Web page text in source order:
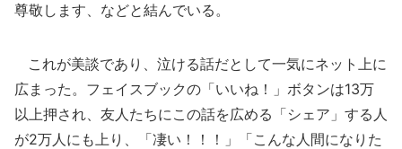
尊敬します、などと結んでいる。
これが美談であり、泣ける話だとして一気にネット上に
広まった。フェイスブックの「いいね！」ボタンは13万
以上押され、友人たちにこの話を広める「シェア」する人
が2万人にも上り、「凄い！！！」「こんな人間になりた